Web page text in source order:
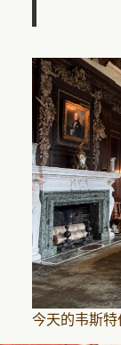
今天的韦斯特